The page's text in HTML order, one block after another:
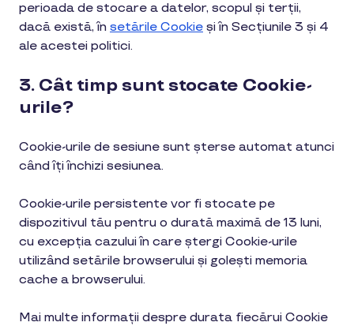
perioada de stocare a datelor, scopul și terții,
dacă există, în setările Cookie și în Secțiunile 3 și 4
ale acestei politici.
3. Cât timp sunt stocate Cookie-
urile?
Cookie-urile de sesiune sunt șterse automat atunci
când îți închizi sesiunea.
Cookie-urile persistente vor fi stocate pe
dispozitivul tău pentru o durată maximă de 13 luni,
cu excepția cazului în care ștergi Cookie-urile
utilizând setările browserului și golești memoria
cache a browserului.
Mai multe informații despre durata fiecărui Cookie